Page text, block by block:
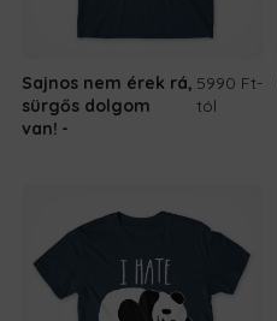
Sajnos nem érek rá,
sürgős dolgom
van!
5990 Ft-
tól